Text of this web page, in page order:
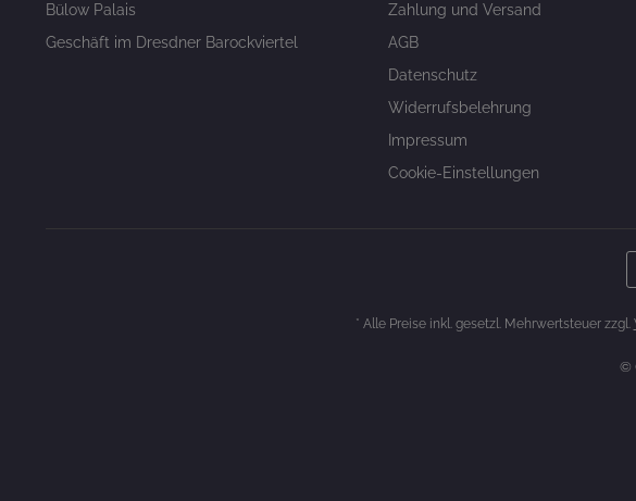
Bülow Palais
Geschäft im Dresdner Barockviertel
Zahlung und Versand
AGB
Datenschutz
Widerrufsbelehrung
Impressum
Cookie-Einstellungen
* Alle Preise inkl. gesetzl. Mehrwertsteuer zzgl.
©